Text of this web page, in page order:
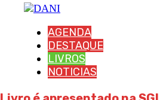
AGENDA
DESTAQUE
LIVROS
NOTICIAS